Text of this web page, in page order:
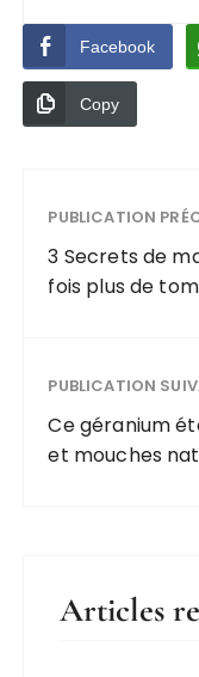
Facebook
Copy
PUBLICATION
3 Secrets de
fois plus de
PUBLICATION
Ce géranium
et mouches
Articles